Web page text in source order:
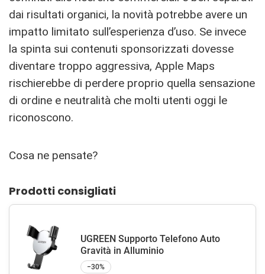
dai risultati organici, la novità potrebbe avere un
impatto limitato sull’esperienza d’uso. Se invece
la spinta sui contenuti sponsorizzati dovesse
diventare troppo aggressiva, Apple Maps
rischierebbe di perdere proprio quella sensazione
di ordine e neutralità che molti utenti oggi le
riconoscono.
Cosa ne pensate?
Prodotti consigliati
UGREEN Supporto Telefono Auto
Gravità in Alluminio
−30%